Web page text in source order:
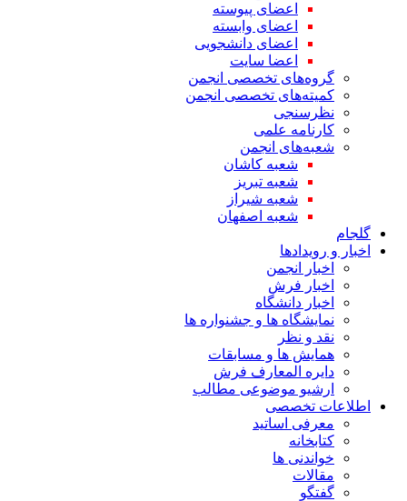
اعضای پیوسته
اعضای وابسته
اعضای دانشجویی
اعضا سایت
گروه‌های تخصصی انجمن
کمیته‌های تخصصی انجمن
نظرسنجی
کارنامه علمی
شعبه‌های انجمن
شعبه کاشان
شعبه تبریز
شعبه شیراز
شعبه اصفهان
گلجام
اخبار و رویدادها
اخبار انجمن
اخبار فرش
اخبار دانشگاه
نمایشگاه ها و جشنواره ها
نقد و نظر
همایش ها و مسابقات
دایره المعارف فرش
ارشیو موضوعی مطالب
اطلاعات تخصصی
معرفی اساتید
کتابخانه
خواندنی ها
مقالات
گفتگو